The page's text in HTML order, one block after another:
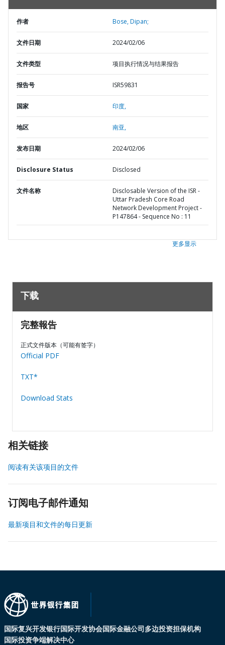
作者 Bose, Dipan;
文件日期 2024/02/06
文件类型 项目执行情况与结果报告
报告号 ISR59831
国家 印度,
地区 南亚,
发布日期 2024/02/06
Disclosure Status Disclosed
文件名称
Disclosable Version of the ISR -
Uttar Pradesh Core Road
Network Development Project -
P147864 - Sequence No : 11
更多显示
下载
完整報告
正式文件版本（可能有签字）
Official PDF
TXT*
Download Stats
相关链接
阅读有关该项目的文件
订阅电子邮件通知
最新项目和文件的每日更新
国际复兴开发银行国际开发协会国际金融公司多边投资担保机构
国际投资争端解决中心